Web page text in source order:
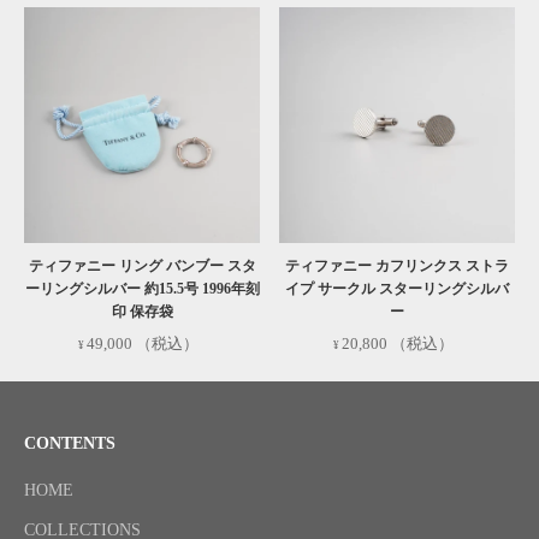
ティファニー リング バンブー スタ
ーリングシルバー 約15.5号 1996年刻
印 保存袋
49,000 （税込）
ティファニー カフリンクス ストラ
イプ サークル スターリングシルバ
ー
20,800 （税込）
CONTENTS
HOME
COLLECTIONS